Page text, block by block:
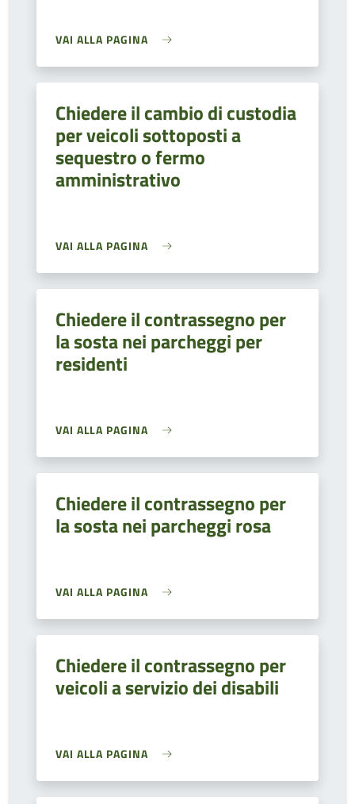
VAI ALLA PAGINA
Chiedere il cambio di custodia
per veicoli sottoposti a
sequestro o fermo
amministrativo
VAI ALLA PAGINA
Chiedere il contrassegno per
la sosta nei parcheggi per
residenti
VAI ALLA PAGINA
Chiedere il contrassegno per
la sosta nei parcheggi rosa
VAI ALLA PAGINA
Chiedere il contrassegno per
veicoli a servizio dei disabili
VAI ALLA PAGINA